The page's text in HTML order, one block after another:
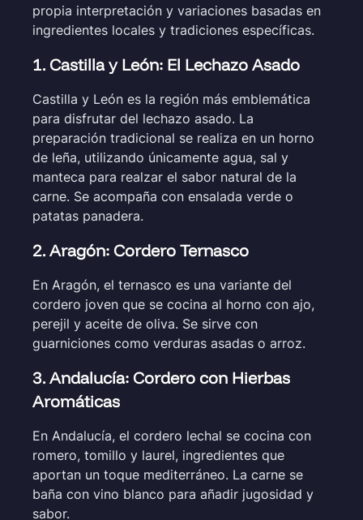
propia interpretación y variaciones basadas en
ingredientes locales y tradiciones específicas.
1. Castilla y León: El Lechazo Asado
Castilla y León es la región más emblemática
para disfrutar del lechazo asado. La
preparación tradicional se realiza en un horno
de leña, utilizando únicamente agua, sal y
manteca para realzar el sabor natural de la
carne. Se acompaña con ensalada verde o
patatas panadera.
2. Aragón: Cordero Ternasco
En Aragón, el ternasco es una variante del
cordero joven que se cocina al horno con ajo,
perejil y aceite de oliva. Se sirve con
guarniciones como verduras asadas o arroz.
3. Andalucía: Cordero con Hierbas
Aromáticas
En Andalucía, el cordero lechal se cocina con
romero, tomillo y laurel, ingredientes que
aportan un toque mediterráneo. La carne se
baña con vino blanco para añadir jugosidad y
sabor.